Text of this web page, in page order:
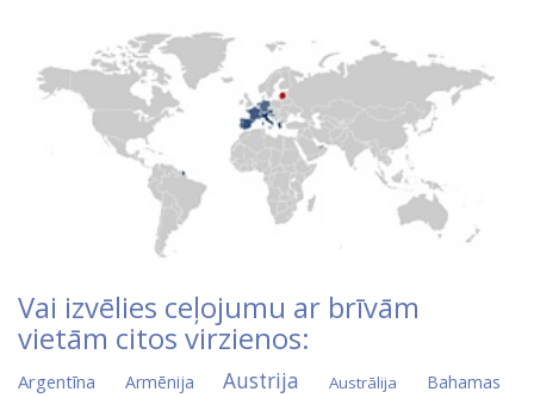
Vai izvēlies ceļojumu ar brīvām
vietām citos virzienos:
Argentīna Armēnija Austrija Austrālija Bahamas